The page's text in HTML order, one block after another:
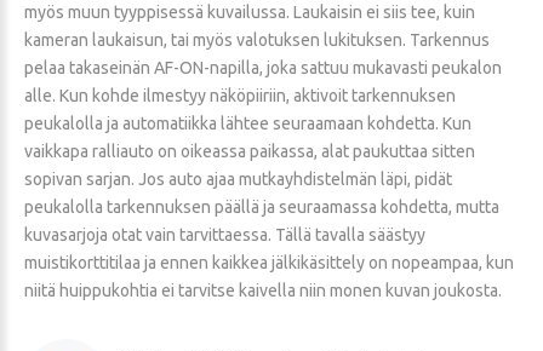
myös muun tyyppisessä kuvailussa. Laukaisin ei siis tee, kuin
kameran laukaisun, tai myös valotuksen lukituksen. Tarkennus
pelaa takaseinän AF-ON-napilla, joka sattuu mukavasti peukalon
alle. Kun kohde ilmestyy näköpiiriin, aktivoit tarkennuksen
peukalolla ja automatiikka lähtee seuraamaan kohdetta. Kun
vaikkapa ralliauto on oikeassa paikassa, alat paukuttaa sitten
sopivan sarjan. Jos auto ajaa mutkayhdistelmän läpi, pidät
peukalolla tarkennuksen päällä ja seuraamassa kohdetta, mutta
kuvasarjoja otat vain tarvittaessa. Tällä tavalla säästyy
muistikorttitilaa ja ennen kaikkea jälkikäsittely on nopeampaa, kun
niitä huippukohtia ei tarvitse kaivella niin monen kuvan joukosta.